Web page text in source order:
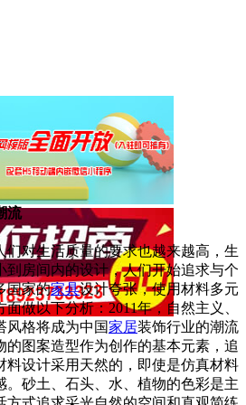
流
们对生活质量的要求也越来越高，生
到房间内的设计，人们开始追求与个
国家的家具设计夸张，使用材料多元
做以下分析：2011年，自然主义、
风格将成为中国家居装饰行业的潮流
的图案造型作为创作的基本元素，追
料设计采用天然的，即使是仿真材料
。砂土、石头、水、植物的色彩是主